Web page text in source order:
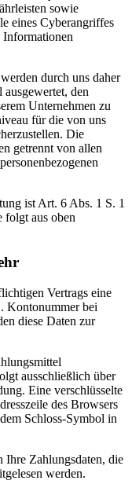
sowie
eines Cyberangriffes
durch uns daher
den
Unternehmen zu
für die von uns
Die
getrennt von allen
ist Art. 6 Abs. 1 S. 1
folgt aus oben
Vertrags eine
Kontonummer bei
diese Daten zur
ausschließlich über
Eine verschlüsselte
des Browsers
Schloss-Symbol in
Ihre Zahlungsdaten, die
werden.